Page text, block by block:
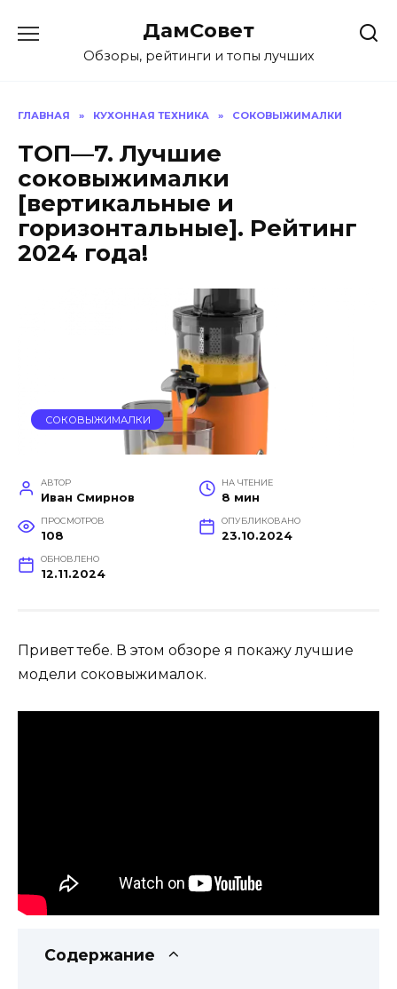
содержанию
ДамСовет
Обзоры, рейтинги и топы лучших
ГЛАВНАЯ » КУХОННАЯ ТЕХНИКА » СОКОВЫЖИМАЛКИ
ТОП—7. Лучшие
соковыжималки
[вертикальные и
горизонтальные]. Рейтинг
2024 года!
СОКОВЫЖИМАЛКИ
АВТОР
Иван Смирнов
НА ЧТЕНИЕ
8 мин
ПРОСМОТРОВ
108
ОПУБЛИКОВАНО
23.10.2024
ОБНОВЛЕНО
12.11.2024
Привет тебе. В этом обзоре я покажу лучшие
модели соковыжималок.
Содержание